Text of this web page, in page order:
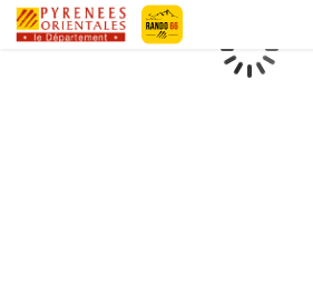
Geotrek-randoLoading